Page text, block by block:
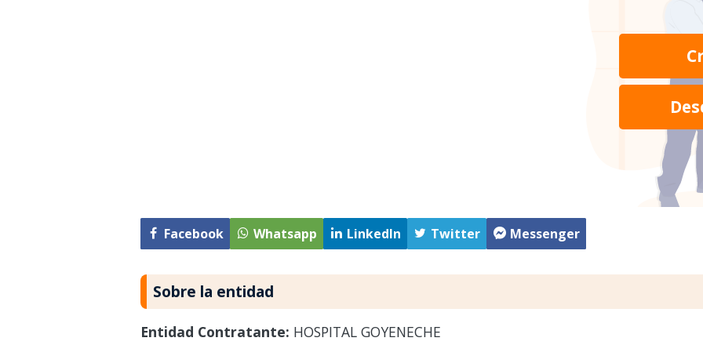
Facebook Whatsapp LinkedIn Twitter Messenger
Sobre la entidad
Entidad Contratante: HOSPITAL GOYENECHE